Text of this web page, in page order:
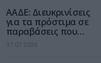
ΑΑΔΕ: Διευκρινίσεις
για τα πρόστιμα σε
παραβάσεις που
αφορούν τους ΦΗΜ
31.07.2026